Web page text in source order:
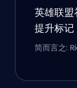
英雄联
提升标记
简而言之: